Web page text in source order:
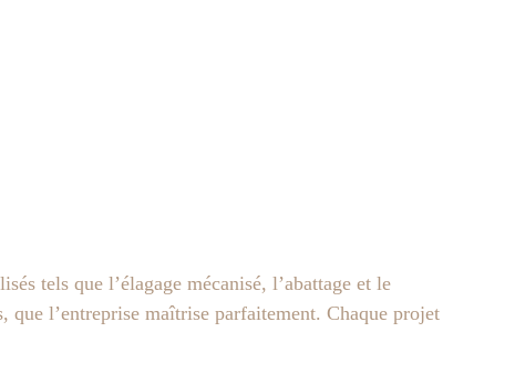
tels que l’élagage mécanisé, l’abattage et le
que l’entreprise maîtrise parfaitement. Chaque projet